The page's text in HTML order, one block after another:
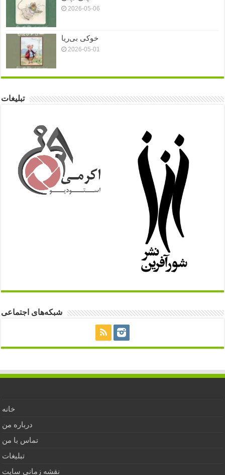
2026-05-06
خوکی بی‌ریا
2026-05-01
تبلیغات
شبکه‌های اجتماعی
خانه
درباره من
تماس با من
تبلیغات
نقشه زمانی سایت